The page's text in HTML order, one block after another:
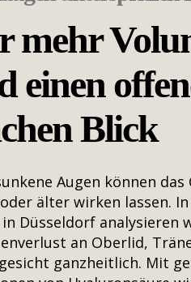
mehr
einen
Blick
Augen können das
älter wirken lassen.
Düsseldorf analysieren
an Oberlid,
ganzheitlich. Mit